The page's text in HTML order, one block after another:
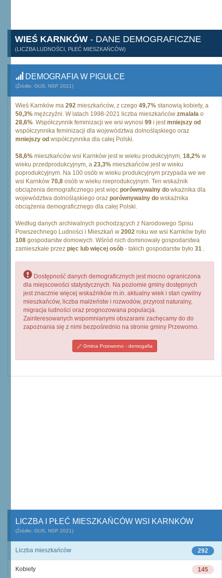
WIEŚ KARNKÓW - DANE DEMOGRAFICZNE
(LICZBA LUDNOŚCI, PŁEĆ MIESZKAŃCÓW)
DEMOGRAFIA W PIGUŁCE
(Źródło: GUS, NSP 2021)
Wieś Karnków ma 292 mieszkańców, z czego 49,7% stanowią kobiety, a
50,3% mężczyźni. W latach 1998-2021 liczba mieszkańców zmalała o
28,6%. Współczynnik feminizacji we wsi wynosi 99 i jestmniejszy od
współczynnika feminizacji dla województwa dolnośląskiego oraz
mniejszy od współczynnika dla całej Polski.
58,6% mieszkańców wsi Karnków jest w wieku produkcyjnym, 18,2% w
wieku przedprodukcyjnym, a 23,3% mieszkańców jest w wieku
poprodukcyjnym. Na 100 osób w wieku produkcyjnym przypada we we
wsi Karnków 70,8 osób w wieku nieprodukcyjnym. Ten wskaźnik
obciążenia demograficznego jest więc porównywalny do wkażnika dla
województwa dolnośląskiego oraz porównywalny do wskażnika
obciążenia demograficznego dla całej Polski.
Według danych archiwalnych pochodzących z Narodowego Spisu
Powszechnego Ludności i Mieszkań w 2002 roku we wsi Karnków było
108 gospodarstw domowych. Wśród nich dominowały gospodarstwa
zamieszkałe przez pięc lub więcej osób - takich gospodarstw było 31 .
Dostępność danych demograficznych jest mocno ograniczona
dla miejscowości statystycznych. Na poziomie gminy dostępnych
jest znacznie więcej wskaźników m.in. aktualny wiek i stan cywilny
mieszkańców, liczba małżeństw i rozwodów, przyrost naturalny,
migracja ludności oraz prognozowana populacja.
Zainteresowanych wspomnianymi obszarami zachęcamy do do
zapoznania się z nimi bezpośrednio na stronie gminy Przeworno.
Gmina Przeworno - demogafia
LICZBA I PŁEĆ MIESZKAŃCÓW WSI KARNKÓW
(Źródło: GUS, NSP 2021)
292
Liczba mieszkańców
145
Kobiety